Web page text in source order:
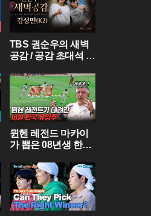
TBS 권순우의 새벽
공감 / 공감 초대석 [
뮌헨 레전드 마카이
가 뽑은 08년생 한국
뮌헨에 한국인 선수
가 4명이라니...